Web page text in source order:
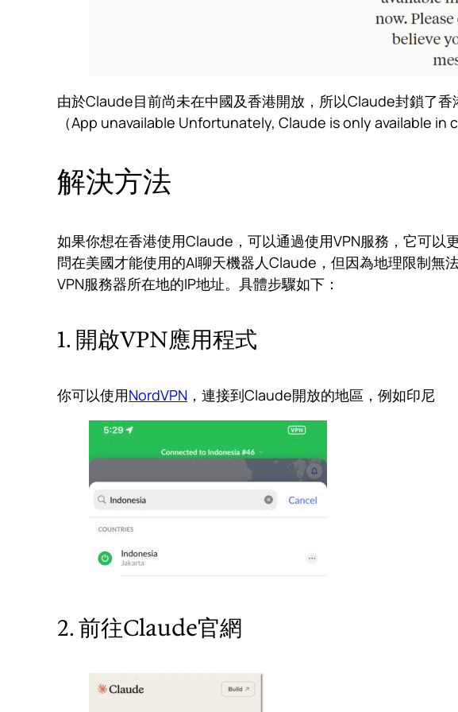
由於Claude目前尚未在中國及香港開放，所以Claude封鎖了
（App unavailable Unfortunately, Claude is only available in
解決方法
如果你想在香港使用Claude，可以通過使用VPN服務，它可
問在美國才能使用的AI聊天機器人Claude，但因為地理限制無
VPN服務器所在地的IP地址。具體步驟如下：
1. 開啟VPN應用程式
你可以使用NordVPN ，連接到Claude開放的地區，例如印尼
2. 前往Claude官網